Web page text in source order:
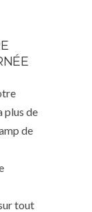
plus de
de
tout